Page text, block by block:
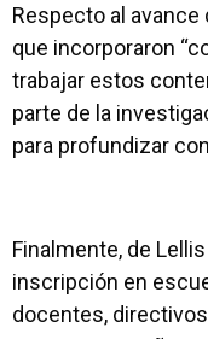
Respecto al avance
que incorporaron
trabajar estos
parte de la
para profundizar
Finalmente, de
inscripción en
docentes,